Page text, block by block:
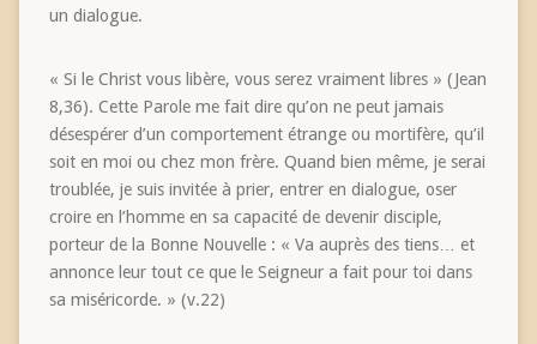
un dialogue.
« Si le Christ vous libère, vous serez vraiment libres » (Jean
8,36). Cette Parole me fait dire qu’on ne peut jamais
désespérer d’un comportement étrange ou mortifère, qu’il
soit en moi ou chez mon frère. Quand bien même, je serai
troublée, je suis invitée à prier, entrer en dialogue, oser
croire en l’homme en sa capacité de devenir disciple,
porteur de la Bonne Nouvelle : « Va auprès des tiens… et
annonce leur tout ce que le Seigneur a fait pour toi dans
sa miséricorde. » (v.22)